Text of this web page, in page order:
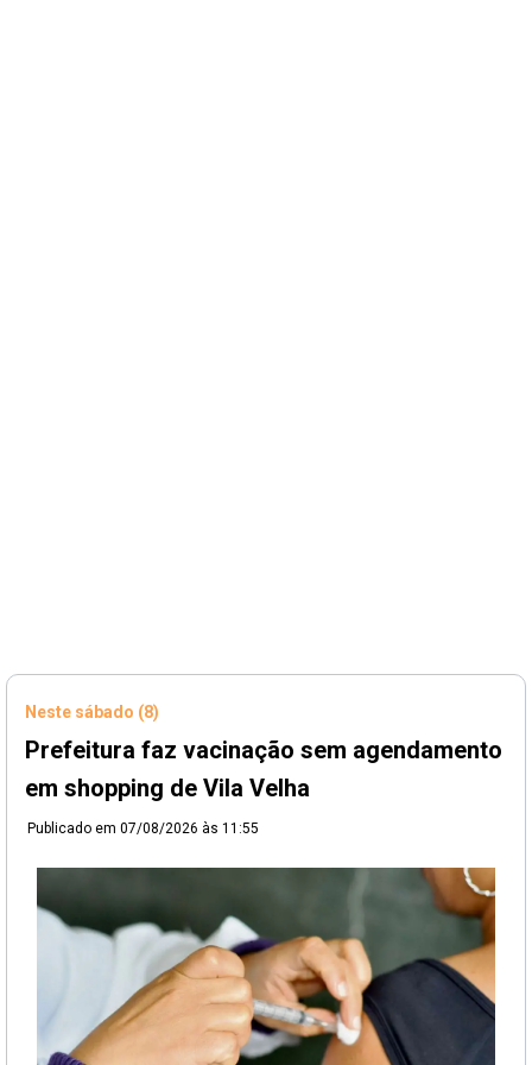
Neste sábado (8)
Prefeitura faz vacinação sem agendamento
em shopping de Vila Velha
Publicado em 07/08/2026 às 11:55